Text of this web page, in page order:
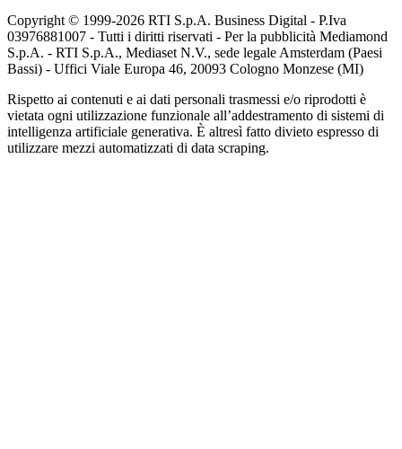
Copyright © 1999-2026 RTI S.p.A. Business Digital - P.Iva
03976881007 - Tutti i diritti riservati - Per la pubblicità Mediamond
S.p.A. - RTI S.p.A., Mediaset N.V., sede legale Amsterdam (Paesi
Bassi) - Uffici Viale Europa 46, 20093 Cologno Monzese (MI)
Rispetto ai contenuti e ai dati personali trasmessi e/o riprodotti è
vietata ogni utilizzazione funzionale all’addestramento di sistemi di
intelligenza artificiale generativa. È altresì fatto divieto espresso di
utilizzare mezzi automatizzati di data scraping.